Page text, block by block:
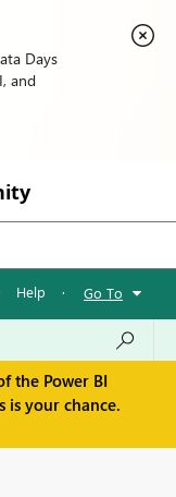
Days
and
Help · Go To
the Power BI
is your chance.